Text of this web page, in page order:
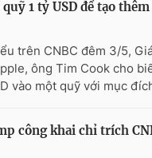
024.66 897 897
7300.7108
1 tỷ USD để tạo
trên CNBC đêm 3/5,
ông Tim Cook cho
vào một quỹ với mục
công khai chỉ trích